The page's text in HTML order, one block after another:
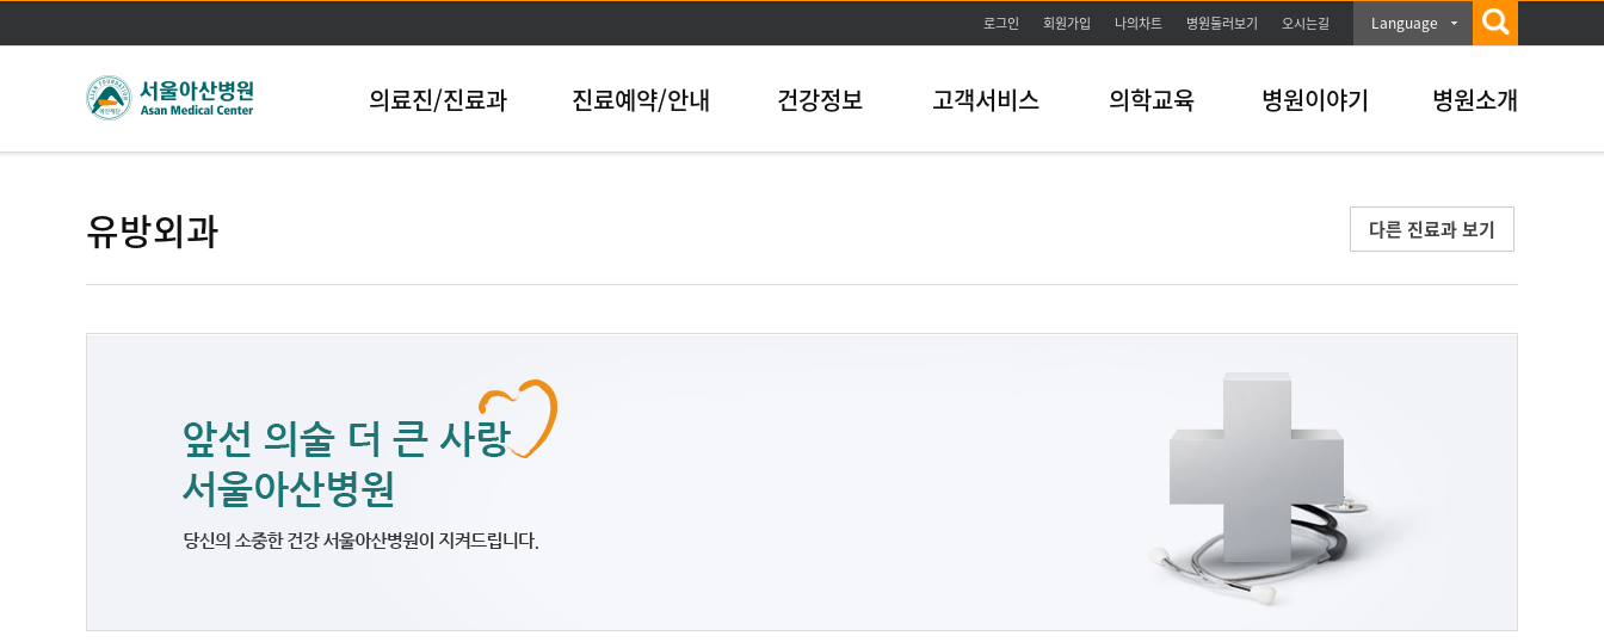
본문바로가기
로그인 회원가입 나의차트 병원둘러보기 오시는길 Language
의료진/진료과 진료예약/안내 건강정보 고객서비스 의학교육 병원이야기 병원소개
유방외과 다른 진료과 보기